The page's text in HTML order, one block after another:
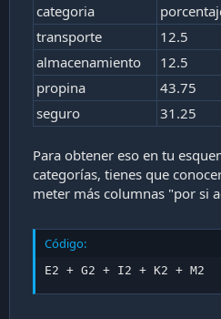
categoria
transporte
12.5
almacenamiento
12.5
propina
43.75
seguro
31.25
Para obtener eso en tu
categorías, tienes que
meter más columnas "por si
Código:
E2 + G2 + I2 + K2 + M2